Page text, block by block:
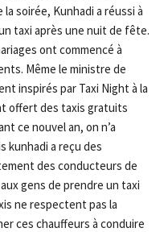
soirée, Kunhadi a réussi à
taxi après une nuit de fête.
ont commencé à
Même le ministre de
inspirés par Taxi Night à la
offert des taxis gratuits
ce nouvel an, on n’a
kunhadi a reçu des
des conducteurs de
gens de prendre un taxi
ne respectent pas la
ces chauffeurs à conduire